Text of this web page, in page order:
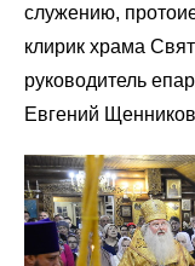
служению,
клирик храма
руководитель
Евгений